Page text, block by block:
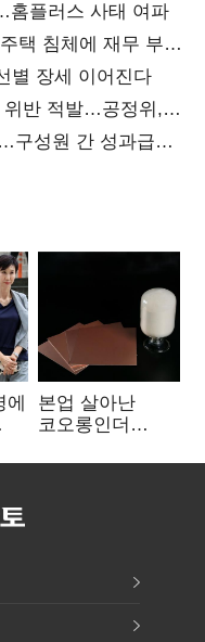
홈플러스 사태 여파
택 침체에 재무 부담
별 장세 이어진다
위반 적발…공정위,
구성원 간 성과급
에
본업 살아난
코오롱인더
배터리 소재로